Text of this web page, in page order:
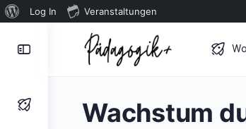
Über
Log In Veranstaltungen
Wachstum